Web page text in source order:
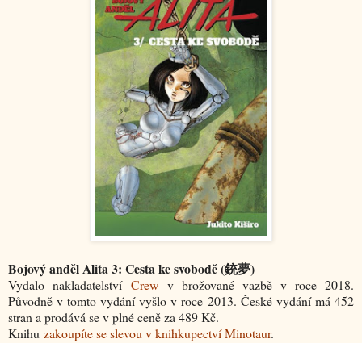
Bojový anděl Alita 3: Cesta ke svobodě (銃夢)
Vydalo nakladatelství Crew v brožované vazbě v roce 2018.
Původně v tomto vydání vyšlo v roce 2013. České vydání má 452
stran a prodává se v plné ceně za 489 Kč.
Knihu zakoupíte se slevou v knihkupectví Minotaur.